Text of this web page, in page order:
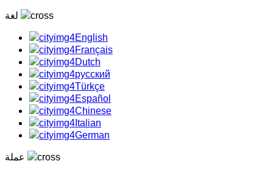
English
Français
Dutch
русский
Türkçe
Español
Chinese
Italian
German